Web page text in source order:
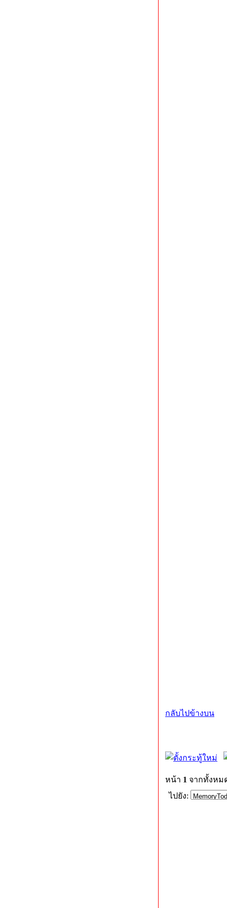
กลับไปข้างบน
หน้า 1 จากทั้งห
ไปยัง: